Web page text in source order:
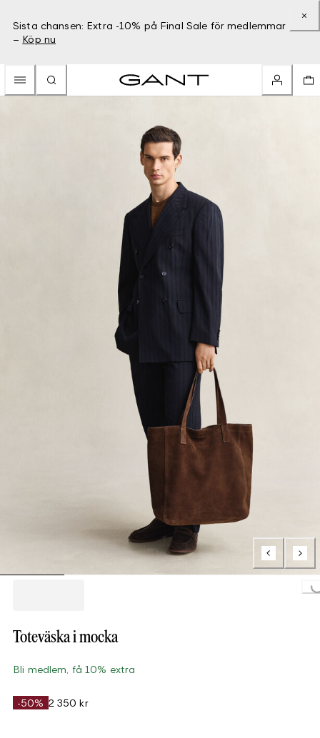
Sista chansen: Extra -10% på Final Sale för medlemmar
– Köp nu
Loading...
Toteväska i mocka
Bli medlem, få 10% extra
-50% 2 350 kr